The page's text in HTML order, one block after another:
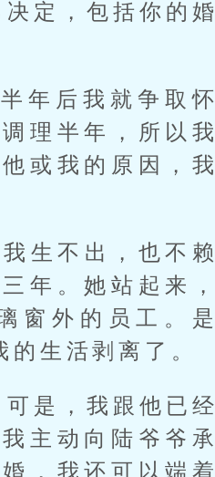
定，包括你的婚
年后我就争取怀
理半年，所以我
或我的原因，我
生不出，也不赖
年。她站起来，
窗外的员工。是
生活剥离了。
是，我跟他已经
主动向陆爷爷承
，我还可以端着